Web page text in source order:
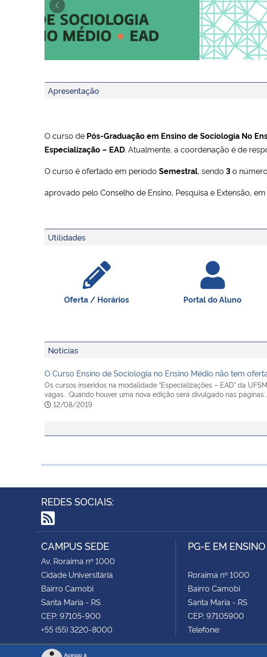
Previous
O Curso Ensino de Sociologia no Ensino Médio não tem
Apresentação
O curso de Pós-Graduação em Ensino de Sociologia No
Especialização – EAD . Atualmente, a coordenação é de
O curso é ofertado em período Semestral , sendo 3o
aprovado pelo Conselho de Ensino, Pesquisa e Extensão,
Utilidades
Oferta / Horários Portal do Aluno
Notícias
O Curso Ensino de Sociologia no Ensino Médio não tem
Os cursos inseridos na modalidade “Especializações – EAD” da
vagas. Quando houver uma nova edição será divulgado nas páginas:…
12/08/2019
REDES SOCIAIS:
RSS
CAMPUS SEDE
Av. Roraima nº 1000
Cidade Universitária
Bairro Camobi
Santa Maria - RS
CEP: 97105-900
+55 (55) 3220-8000
PG-E EM
Roraima nº 1000
Bairro Camobi
Santa Maria - RS
CEP: 97105900
Telefone:
Acesso à